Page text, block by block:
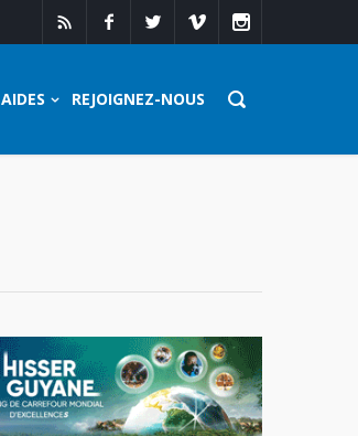
AIDES REJOIGNEZ-NOUS